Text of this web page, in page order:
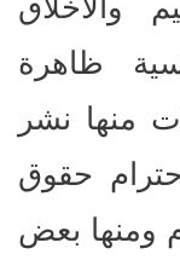
ظاهرة
منها نشر
حقوق
ومنها بعض